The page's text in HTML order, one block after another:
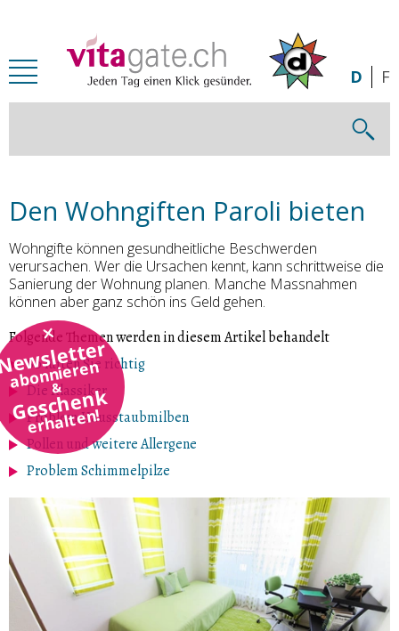
abonnieren
&
Geschenk
erhalten!
D F
Den Wohngiften Paroli bieten
Wohngifte können gesundheitliche Beschwerden
verursachen. Wer die Ursachen kennt, kann schrittweise die
Sanierung der Wohnung planen. Manche Massnahmen
können aber ganz schön ins Geld gehen.
Folgende Themen werden in diesem Artikel behandelt
So lüften Sie richtig
Die Klassiker
Problem Hausstaubmilben
Pollen und weitere Allergene
Problem Schimmelpilze